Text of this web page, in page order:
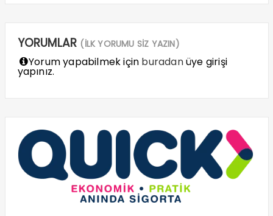
YORUMLAR (İLK YORUMU SİZ YAZIN)
Yorum yapabilmek için buradanüye girişi
yapınız.